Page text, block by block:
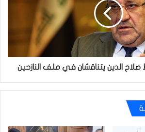
الدين يتناقشان في ملف النازحين